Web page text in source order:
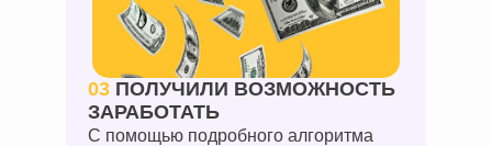
03 ПОЛУЧИЛИ ВОЗМОЖНОСТЬ
ЗАРАБОТАТЬ
С помощью подробного алгоритма